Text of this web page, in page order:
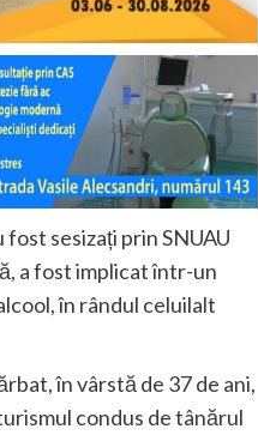
sesizați prin SNUAU
a fost implicat într-un
în rândul celuilalt
în vârstă de 37 de ani,
condus de tânărul